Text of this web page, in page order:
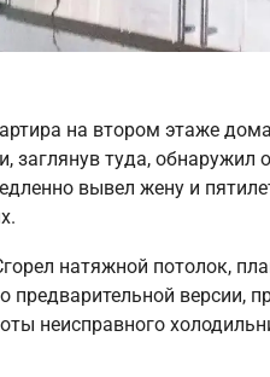
на втором этаже
туда, обнаружил
вывел жену и
натяжной потолок,
предварительной версии,
неисправного